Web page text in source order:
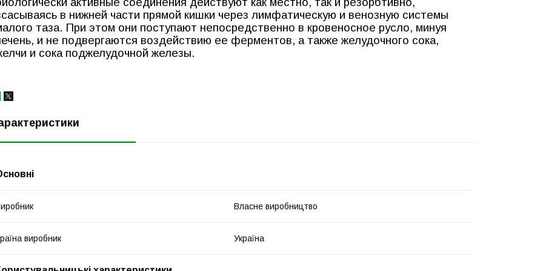
в нижней части прямой кишки через лимфатическую и венозную системы
таза. При этом они поступают непосредственно в кровеносное русло, минуя
и не подвергаются воздействию ее ферментов, а также желудочного сока,
и сока поджелудочной железы.
Власне виробництво
виробник Україна